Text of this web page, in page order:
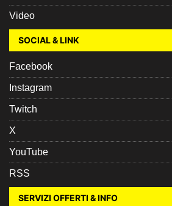
Video
SOCIAL & LINK
Facebook
Instagram
Twitch
X
YouTube
RSS
SERVIZI OFFERTI & INFO